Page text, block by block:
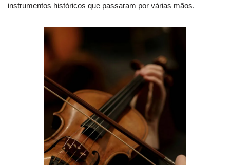
instrumentos históricos que passaram por várias mãos.